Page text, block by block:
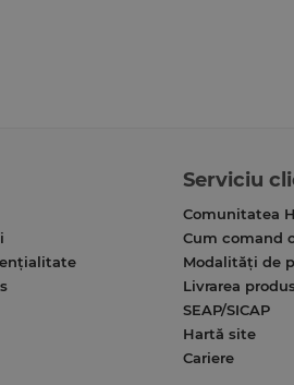
Serviciu
Comunitatea
Cum comand
Modalități de
Livrarea
SEAP/SICAP
Hartă site
Cariere